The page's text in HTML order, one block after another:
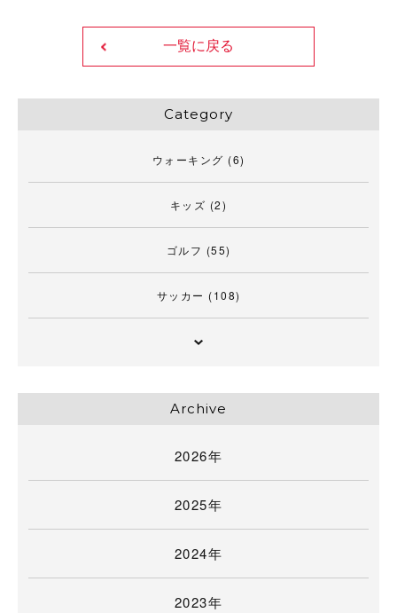
一覧に戻る
Category
ウォーキング (6)
キッズ (2)
ゴルフ (55)
サッカー (108)
Archive
2026年
2025年
2024年
2023年